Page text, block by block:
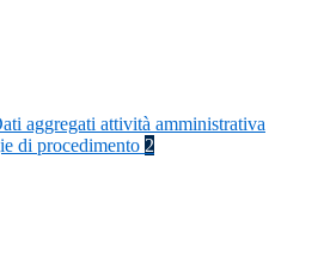
aggregati attività amministrativa
di procedimento 2